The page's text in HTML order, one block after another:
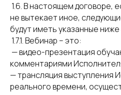
1.6. В настоящем договоре,
не вытекает иное,
будут иметь указанные
1.7.1. Вебинар – это:
— видео-презентация
комментариями
— трансляция выступления
реального времени,